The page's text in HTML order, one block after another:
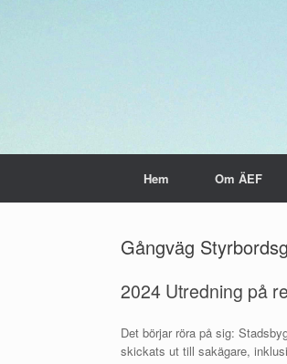
Hem Om ÄEF
Gångväg
2024 Utredning på
Det börjar röra på sig:
skickats ut till sakägare,